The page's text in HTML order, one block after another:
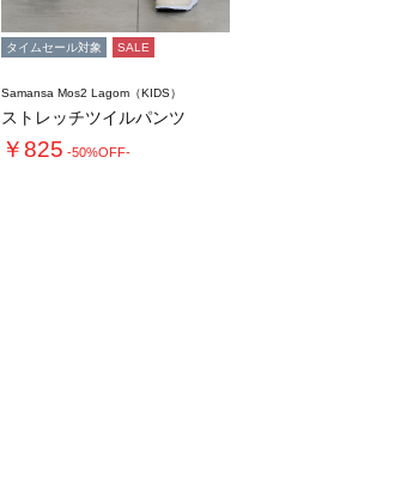
タイムセール対象 SALE
Samansa Mos2 Lagom（KIDS）
ストレッチツイルパンツ
￥825 -50%OFF-